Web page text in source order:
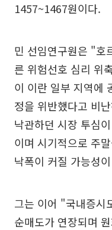
1457~1467원이다.
민 선임연구원은 "호
른 위험선호 심리 위
이 이란 일부 지역에
정을 위반했다고 비
낙관하던 시장 투심
이며 시기적으로 주
낙폭이 커질 가능성
그는 이어 "국내증시
순매도가 연장되며